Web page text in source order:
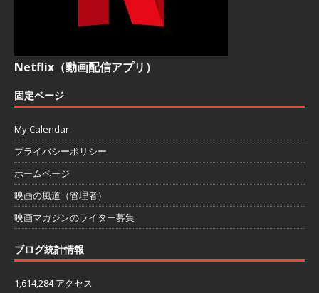
Netflix（動画配信アプリ）
固定ページ
My Calendar
プライバシーポリシー
ホームページ
映画の風道（管理者）
映画マガジンのライター募集
ブログ統計情報
1,614,284 アクセス